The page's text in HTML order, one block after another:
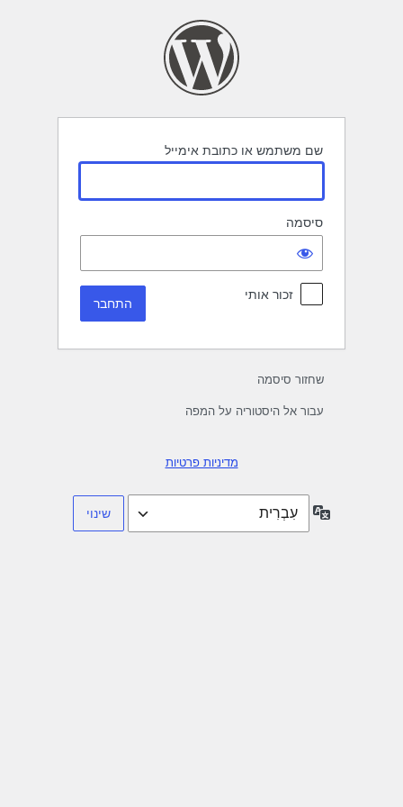
שם משתמש או כתובת אימייל
סיסמה
זכור אותי
שחזור סיסמה
עבור אל היסטוריה על המפה
מדיניות פרטיות
שפה